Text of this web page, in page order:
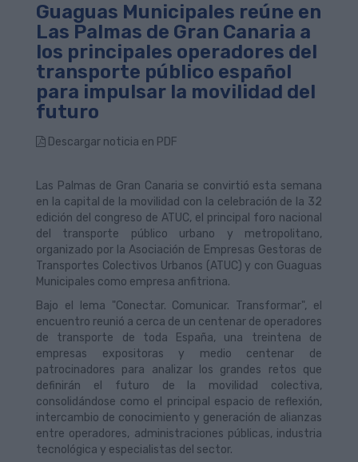
Guaguas Municipales reúne en
Las Palmas de Gran Canaria a
los principales operadores del
transporte público español
para impulsar la movilidad del
futuro
Descargar noticia en PDF
Las Palmas de Gran Canaria se convirtió esta semana
en la capital de la movilidad con la celebración de la 32
edición del congreso de ATUC, el principal foro nacional
del transporte público urbano y metropolitano,
organizado por la Asociación de Empresas Gestoras de
Transportes Colectivos Urbanos (ATUC) y con Guaguas
Municipales como empresa anfitriona.
Bajo el lema "Conectar. Comunicar. Transformar", el
encuentro reunió a cerca de un centenar de operadores
de transporte de toda España, una treintena de
empresas expositoras y medio centenar de
patrocinadores para analizar los grandes retos que
definirán el futuro de la movilidad colectiva,
consolidándose como el principal espacio de reflexión,
intercambio de conocimiento y generación de alianzas
entre operadores, administraciones públicas, industria
tecnológica y especialistas del sector.